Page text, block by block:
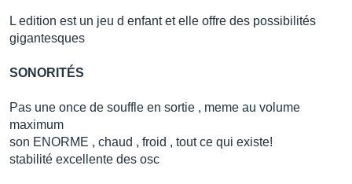
L edition est un jeu d enfant et elle offre des possibilités
gigantesques
SONORITÉS
Pas une once de souffle en sortie , meme au volume
maximum
son ENORME , chaud , froid , tout ce qui existe!
stabilité excellente des osc